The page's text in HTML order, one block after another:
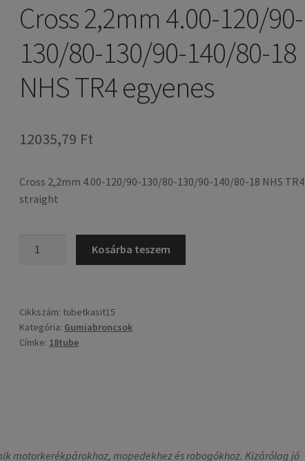
Cross 2,2mm 4.00-120/90-
130/80-130/90-140/80-18
NHS TR4 egyenes
12035,79 Ft
Cross 2,2mm 4.00-120/90-130/80-130/90-140/80-18 NHS TR4
straight
130/80-
130/90-
140/80-
Kosárba teszem
Cikkszám: tubetkasit15
Kategória: Gumiabroncsok
Címke: 18tube
motorkerékpárokhoz, mopedekhez és robogókhoz. Kizárólag jó